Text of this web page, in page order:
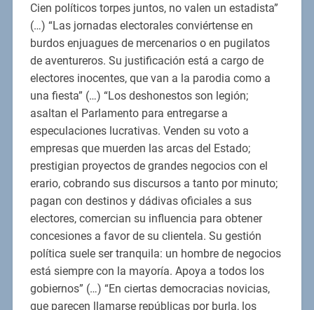
Cien políticos torpes juntos, no valen un estadista”
(…) “Las jornadas electorales conviértense en
burdos enjuagues de mercenarios o en pugilatos
de aventureros. Su justificación está a cargo de
electores inocentes, que van a la parodia como a
una fiesta” (…) “Los deshonestos son legión;
asaltan el Parlamento para entregarse a
especulaciones lucrativas. Venden su voto a
empresas que muerden las arcas del Estado;
prestigian proyectos de grandes negocios con el
erario, cobrando sus discursos a tanto por minuto;
pagan con destinos y dádivas oficiales a sus
electores, comercian su influencia para obtener
concesiones a favor de su clientela. Su gestión
política suele ser tranquila: un hombre de negocios
está siempre con la mayoría. Apoya a todos los
gobiernos” (…) “En ciertas democracias novicias,
que parecen llamarse repúblicas por burla, los